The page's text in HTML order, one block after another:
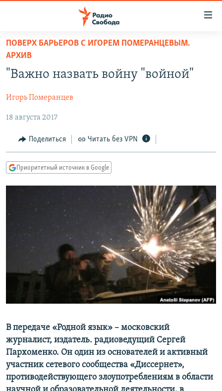
упрощенного
доступа
Вернуться
основному
Вернутся
навигации
Вернутся
ПРОГРАММЫ
ПОДКАСТЫ
МНЕНИЯ
КУЛЬТУРА
IDEL.РЕАЛИИ
СИБИРЬ.РЕАЛИИ
РАСПИСАНИЕ ВЕЩАНИЯ
ПОДПИШИТЕСЬ НА РАССЫЛКУ
СОЦИАЛЬНЫЕ СЕТИ
Все сайты РСЕ/РС
ПОВЕРХ БАРЬЕРОВ С ИГОРЕМ ПОМЕРАНЦЕВЫМ.
АРХИВ
"Важно назвать войну "войной"
Игорь Померанцев
18 августа 2017
Поделиться Читать без VPN
Приоритетный источник в Google
В передаче «Родной язык» – московский
журналист, издатель. радиоведущий Сергей
Пархоменко. Он один из основателей и активный
участник сетевого сообщества «Диссернет»,
противодействующего злоупотреблениям в области